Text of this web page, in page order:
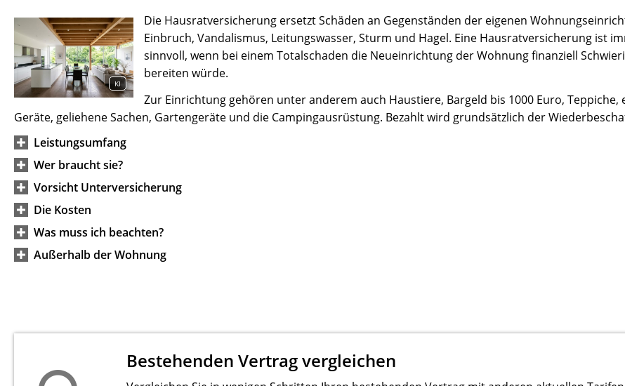
KI
Die Hausratversicherung ersetzt Schäden an Gegenständen der eigenen
Einbruch, Vandalismus, Leitungswasser, Sturm und Hagel. Eine Hausratversicherung ist
sinnvoll, wenn bei einem Totalschaden die Neueinrichtung der Wohnung finanziell
bereiten würde.
Zur Einrichtung gehören unter anderem auch Haustiere, Bargeld bis 1000 Euro, Teppiche,
Geräte, geliehene Sachen, Gartengeräte und die Campingausrüstung. Bezahlt wird grundsätzlich der
Leistungsumfang
Wer braucht sie?
Vorsicht Unterversicherung
Die Kosten
Was muss ich beachten?
Außerhalb der Wohnung
Bestehenden Vertrag vergleichen